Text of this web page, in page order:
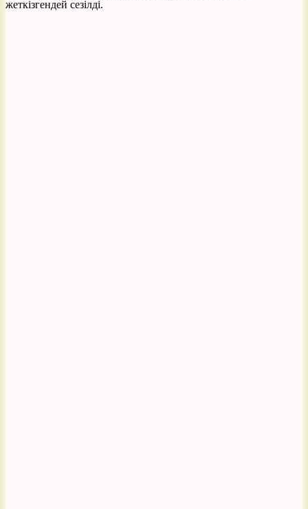
жеткізгендей сезілді.